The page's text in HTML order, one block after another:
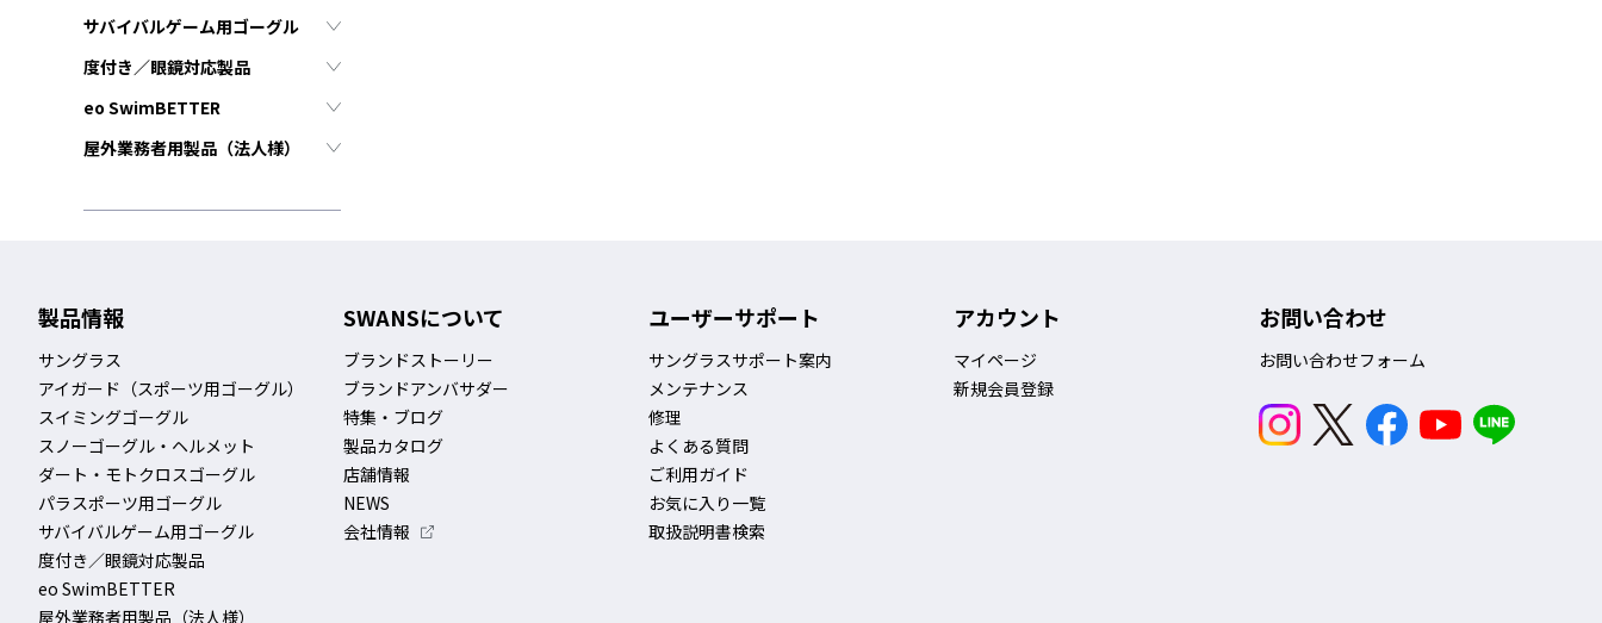
サバイバルゲーム用ゴーグル
度付き／眼鏡対応製品
eo SwimBETTER
屋外業務者用製品（法人様）
製品情報
サングラス
アイガード（スポーツ用ゴーグル）
スイミングゴーグル
スノーゴーグル・ヘルメット
ダート・モトクロスゴーグル
パラスポーツ用ゴーグル
サバイバルゲーム用ゴーグル
度付き／眼鏡対応製品
eo SwimBETTER
屋外業務者用製品（法人様）
SWANSについて
ブランドストーリー
ブランドアンバサダー
特集・ブログ
製品カタログ
店舗情報
NEWS
会社情報
ユーザーサポート
サングラスサポート案内
メンテナンス
修理
よくある質問
ご利用ガイド
お気に入り一覧
取扱説明書検索
アカウント
マイページ
新規会員登録
お問い合わせ
お問い合わせフォーム